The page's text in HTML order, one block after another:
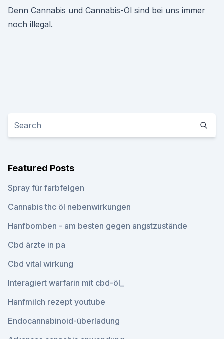
Denn Cannabis und Cannabis-Öl sind bei uns immer
noch illegal.
Featured Posts
Spray für farbfelgen
Cannabis thc öl nebenwirkungen
Hanfbomben - am besten gegen angstzustände
Cbd ärzte in pa
Cbd vital wirkung
Interagiert warfarin mit cbd-öl_
Hanfmilch rezept youtube
Endocannabinoid-überladung